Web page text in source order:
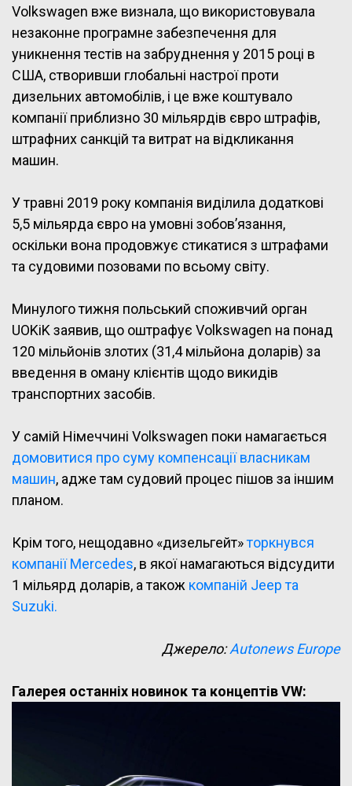
Volkswagen вже визнала, що використовувала
незаконне програмне забезпечення для
уникнення тестів на забруднення у 2015 році в
США, створивши глобальні настрої проти
дизельних автомобілів, і це вже коштувало
компанії приблизно 30 мільярдів євро штрафів,
штрафних санкцій та витрат на відкликання
машин.
У травні 2019 року компанія виділила додаткові
5,5 мільярда євро на умовні зобов’язання,
оскільки вона продовжує стикатися з штрафами
та судовими позовами по всьому світу.
Минулого тижня польський споживчий орган
UOKiK заявив, що оштрафує Volkswagen на понад
120 мільйонів злотих (31,4 мільйона доларів) за
введення в оману клієнтів щодо викидів
транспортних засобів.
У самій Німеччині Volkswagen поки намагається
домовитися про суму компенсації власникам
машин, адже там судовий процес пішов за іншим
планом.
Крім того, нещодавно «дизельгейт»торкнувся
компанії Mercedes, в якої намагаються відсудити
1 мільярд доларів, а також компаній Jeep та
Suzuki.
Джерело:Autonews Europe
Галерея останніх новинок та концептів VW: